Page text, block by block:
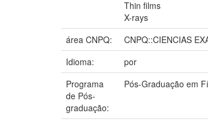
Thin films
X-rays
área CNPQ:
CNPQ::CIENCIAS
Idioma:
por
Programa
de Pós-
graduação:
Pós-Graduação em